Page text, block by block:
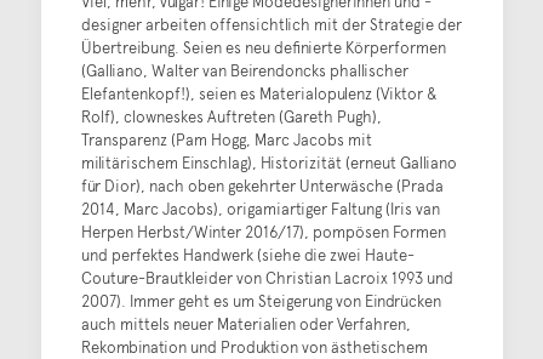
designer arbeiten offensichtlich mit der Strategie der
Übertreibung. Seien es neu definierte Körperformen
(Galliano, Walter van Beirendoncks phallischer
Elefantenkopf!), seien es Materialopulenz (Viktor &
Rolf), clowneskes Auftreten (Gareth Pugh),
Transparenz (Pam Hogg, Marc Jacobs mit
militärischem Einschlag), Historizität (erneut Galliano
für Dior), nach oben gekehrter Unterwäsche (Prada
2014, Marc Jacobs), origamiartiger Faltung (Iris van
Herpen Herbst/Winter 2016/17), pompösen Formen
und perfektes Handwerk (siehe die zwei Haute-
Couture-Brautkleider von Christian Lacroix 1993 und
2007). Immer geht es um Steigerung von Eindrücken
auch mittels neuer Materialien oder Verfahren,
Rekombination und Produktion von ästhetischem